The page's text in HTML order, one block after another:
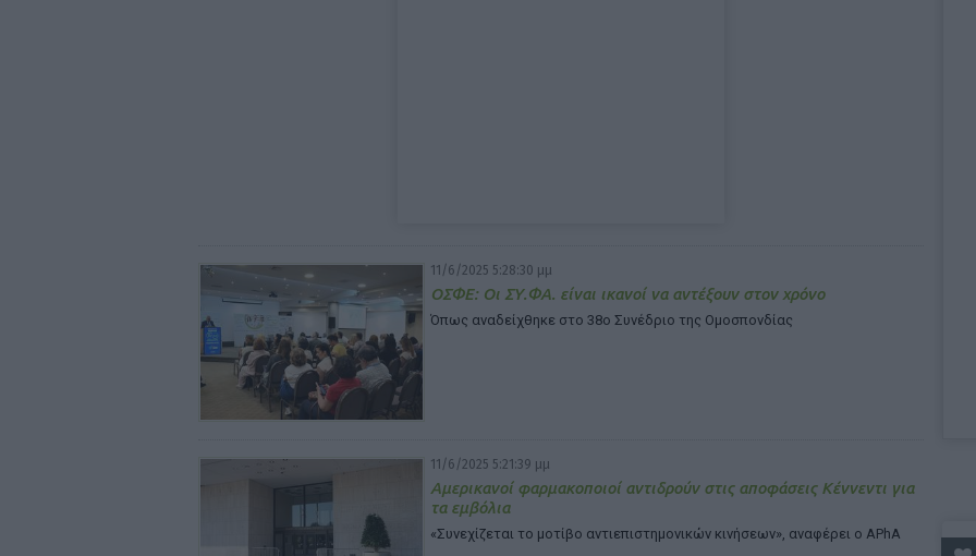
11/6/2025 5:28:30 μμ
ΟΣΦΕ: Οι ΣΥ.ΦΑ. είναι ικανοί να αντέξουν στον χρόνο
Όπως αναδείχθηκε στο 38ο Συνέδριο της Ομοσπονδίας
11/6/2025 5:21:39 μμ
Αμερικανοί φαρμακοποιοί αντιδρούν στις αποφάσεις Κέννεντι για
τα εμβόλια
«Συνεχίζεται το μοτίβο αντιεπιστημονικών κινήσεων», αναφέρει ο APhA